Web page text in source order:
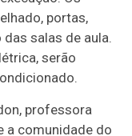
portas,
salas de aula.
serão
professora
a comunidade do